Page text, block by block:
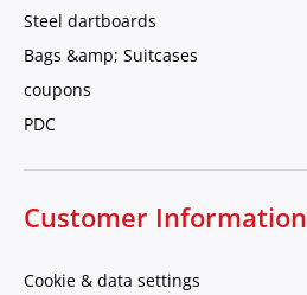
Steel dartboards
Bags &amp; Suitcases
coupons
PDC
Customer Information
Cookie & data settings